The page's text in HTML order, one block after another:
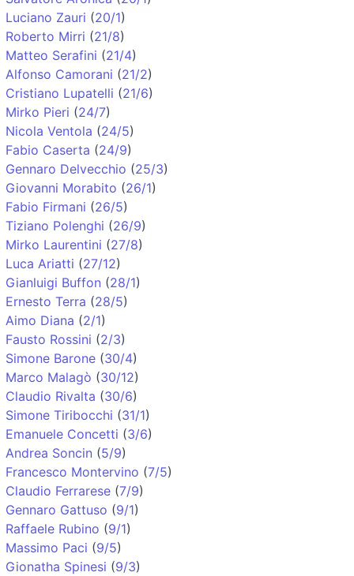
Luciano Zauri (20/1)
Roberto Mirri (21/8)
Matteo Serafini (21/4)
Alfonso Camorani (21/2)
Cristiano Lupatelli (21/6)
Mirko Pieri (24/7)
Nicola Ventola (24/5)
Fabio Caserta (24/9)
Gennaro Delvecchio (25/3)
Giovanni Morabito (26/1)
Fabio Firmani (26/5)
Tiziano Polenghi (26/9)
Mirko Laurentini (27/8)
Luca Ariatti (27/12)
Gianluigi Buffon (28/1)
Ernesto Terra (28/5)
Aimo Diana (2/1)
Fausto Rossini (2/3)
Simone Barone (30/4)
Marco Malagò (30/12)
Claudio Rivalta (30/6)
Simone Tiribocchi (31/1)
Emanuele Concetti (3/6)
Andrea Soncin (5/9)
Francesco Montervino (7/5)
Claudio Ferrarese (7/9)
Gennaro Gattuso (9/1)
Raffaele Rubino (9/1)
Massimo Paci (9/5)
Gionatha Spinesi (9/3)